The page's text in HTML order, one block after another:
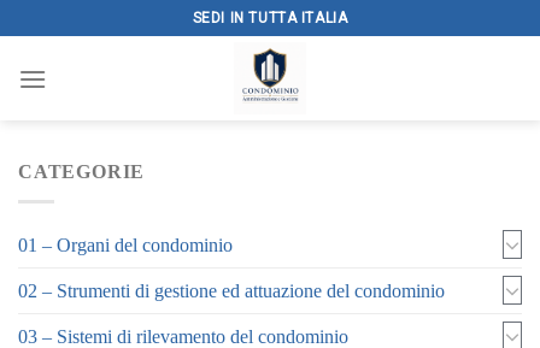
to
content
SEDI IN TUTTA ITALIA
CATEGORIE
01 – Organi del condominio
02 – Strumenti di gestione ed attuazione del condominio
03 – Sistemi di rilevamento del condominio